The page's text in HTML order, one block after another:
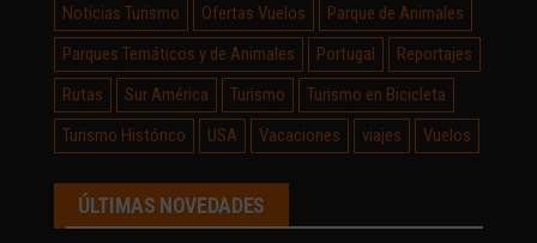
Noticias Turismo
Ofertas Vuelos
Parque de Animales
Parques Temáticos y de Animales
Portugal
Reportajes
Rutas
Sur América Turismo
Turismo en Bicicleta
Turismo Histórico
USA Vacaciones viajes Vuelos
ÚLTIMAS NOVEDADES